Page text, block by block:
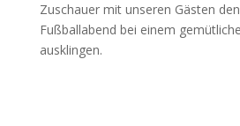
Zuschauer mit unseren Gästen
Fußballabend bei einem
ausklingen.